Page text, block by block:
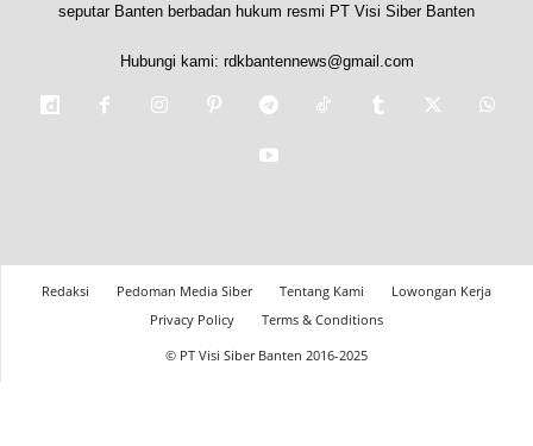
seputar Banten berbadan hukum resmi PT Visi Siber Banten
Hubungi kami: rdkbantennews@gmail.com
Redaksi Pedoman Media Siber Tentang Kami
Lowongan Kerja
Privacy Policy
Terms & Conditions
© PT Visi Siber Banten 2016-2025